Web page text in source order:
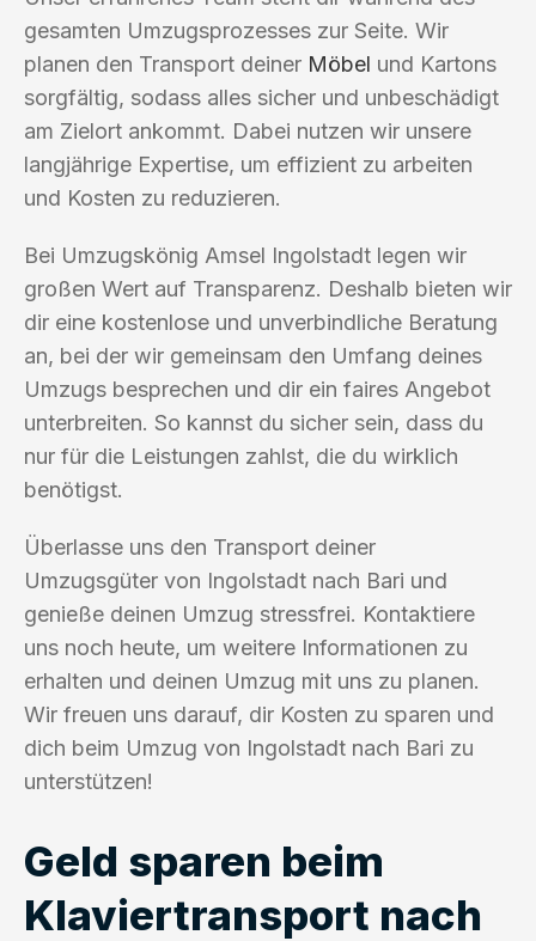
gesamten Umzugsprozesses zur Seite. Wir
planen den Transport deiner Möbel und Kartons
sorgfältig, sodass alles sicher und unbeschädigt
am Zielort ankommt. Dabei nutzen wir unsere
langjährige Expertise, um effizient zu arbeiten
und Kosten zu reduzieren.
Bei Umzugskönig Amsel Ingolstadt legen wir
großen Wert auf Transparenz. Deshalb bieten wir
dir eine kostenlose und unverbindliche Beratung
an, bei der wir gemeinsam den Umfang deines
Umzugs besprechen und dir ein faires Angebot
unterbreiten. So kannst du sicher sein, dass du
nur für die Leistungen zahlst, die du wirklich
benötigst.
Überlasse uns den Transport deiner
Umzugsgüter von Ingolstadt nach Bari und
genieße deinen Umzug stressfrei. Kontaktiere
uns noch heute, um weitere Informationen zu
erhalten und deinen Umzug mit uns zu planen.
Wir freuen uns darauf, dir Kosten zu sparen und
dich beim Umzug von Ingolstadt nach Bari zu
unterstützen!
Geld sparen beim
Klaviertransport nach